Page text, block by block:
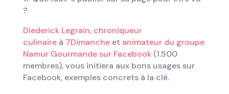
?
Diederick Legrain, chroniqueur
culinaireà 7Dimancheet animateur du groupe
Namur Gourmande sur Facebook(1.500
membres), vous initiera aux bons usages sur
Facebook, exemples concrets à la clé.